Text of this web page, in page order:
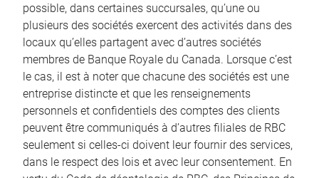
possible, dans certaines succursales, qu’une ou
plusieurs des sociétés exercent des activités dans des
locaux qu’elles partagent avec d’autres sociétés
membres de Banque Royale du Canada. Lorsque c’est
le cas, il est à noter que chacune des sociétés est une
entreprise distincte et que les renseignements
personnels et confidentiels des comptes des clients
peuvent être communiqués à d’autres filiales de RBC
seulement si celles-ci doivent leur fournir des services,
dans le respect des lois et avec leur consentement. En